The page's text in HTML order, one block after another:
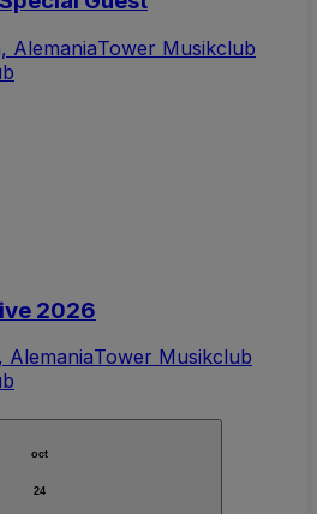
AlemaniaTower Musikclub
2026
AlemaniaTower Musikclub
oct
24